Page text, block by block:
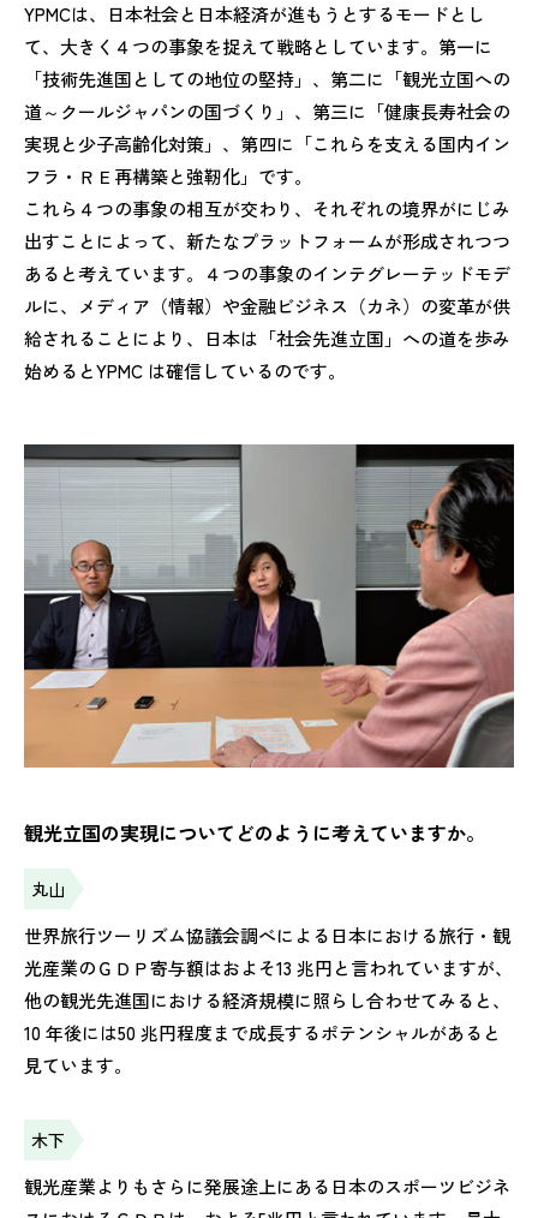
YPMCは、日本社会と日本経済が進もうとするモードとし
て、大きく４つの事象を捉えて戦略としています。第一に
「技術先進国としての地位の堅持」、第二に「観光立国への
道～クールジャパンの国づくり」、第三に「健康長寿社会の
実現と少子高齢化対策」、第四に「これらを支える国内イン
フラ・ＲＥ再構築と強靭化」です。
これら４つの事象の相互が交わり、それぞれの境界がにじみ
出すことによって、新たなプラットフォームが形成されつつ
あると考えています。４つの事象のインテグレーテッドモデ
ルに、メディア（情報）や金融ビジネス（カネ）の変革が供
給されることにより、日本は「社会先進立国」への道を歩み
始めるとYPMC は確信しているのです。
観光立国の実現についてどのように考えていますか。
丸山
世界旅行ツーリズム協議会調べによる日本における旅行・観
光産業のＧＤＰ寄与額はおよそ13 兆円と言われていますが、
他の観光先進国における経済規模に照らし合わせてみると、
10 年後には50 兆円程度まで成長するポテンシャルがあると
見ています。
木下
観光産業よりもさらに発展途上にある日本のスポーツビジネ